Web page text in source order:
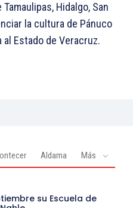
Hidalgo, San
la cultura de Pánuco
Estado de Veracruz.
Aldama Más
su Escuela de